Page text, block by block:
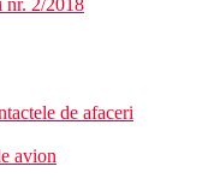
de afaceri
avion